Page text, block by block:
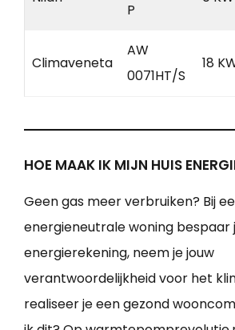
P
Climaveneta
AW
0071HT/S
18
HOE MAAK IK MIJN HUIS
Geen gas meer verbruiken? Bij
energieneutrale woning bespaar
energierekening, neem je jouw
verantwoordelijkheid voor het
realiseer je een gezond